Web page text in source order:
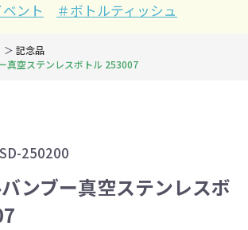
ント
＃ボトルティッシュ
記念品
真空ステンレスボトル 253007
250200
ンブー真空ステンレスボ